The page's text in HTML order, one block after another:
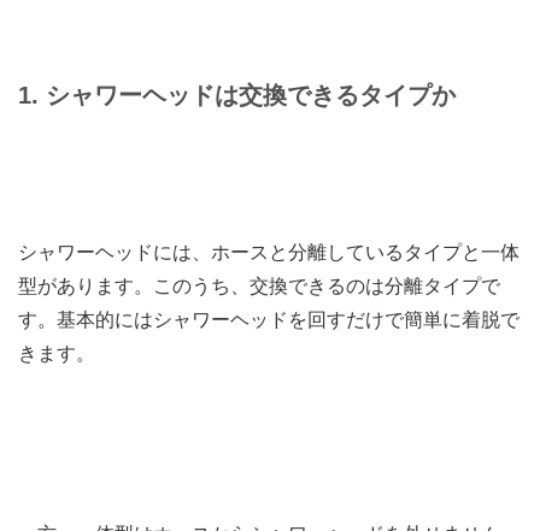
1. シャワーヘッドは交換できるタイプか
シャワーヘッドには、ホースと分離しているタイプと一体
型があります。このうち、交換できるのは分離タイプで
す。基本的にはシャワーヘッドを回すだけで簡単に着脱で
きます。